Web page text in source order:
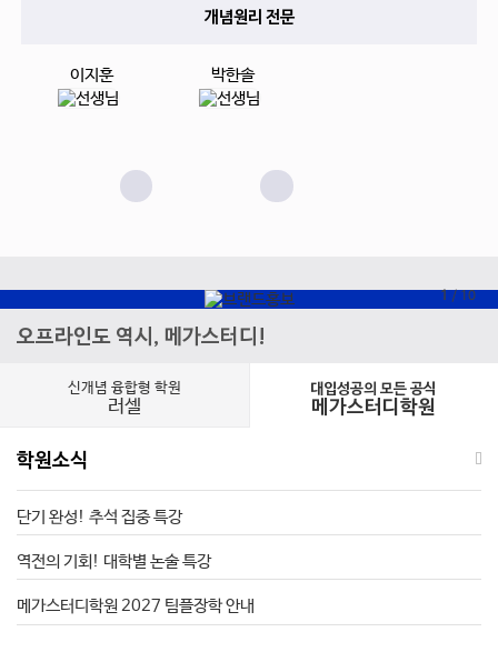
개념원리 전문
이지훈 박한솔
1 / 10
오프라인도 역시, 메가스터디!
신개념 융합형 학원
러셀
대입성공의 모든 공식
메가스터디학원
학원소식
단기 완성! 추석 집중 특강
역전의 기회! 대학별 논술 특강
메가스터디학원 2027 팀플장학 안내